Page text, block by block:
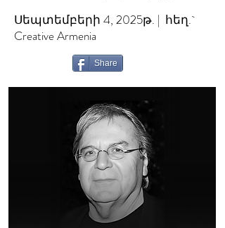
Սեպտեմբերի 4, 2025թ. | հեղ.`
Creative Armenia
Share